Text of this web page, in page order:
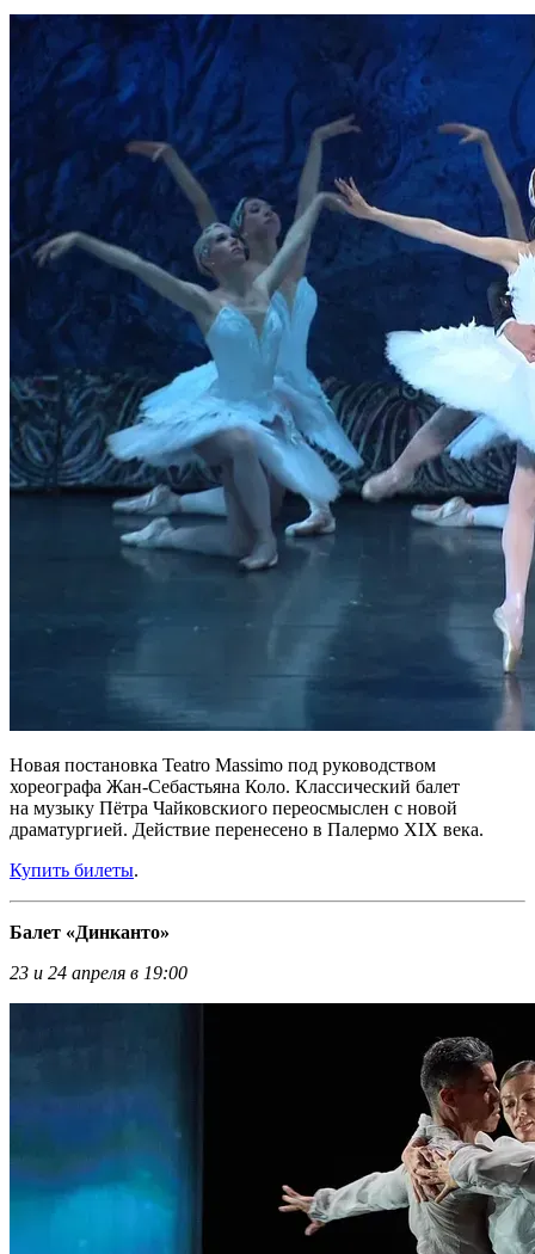
Новая постановка Teatro Massimo под руководством
хореографа Жан‑Себастьяна Коло. Классический балет
на музыку Пётра Чайковскиого переосмыслен с новой
драматургией. Действие перенесено в Палермо XIX века.
Купить билеты.
Балет «Динканто»
23 и 24 апреля в 19:00